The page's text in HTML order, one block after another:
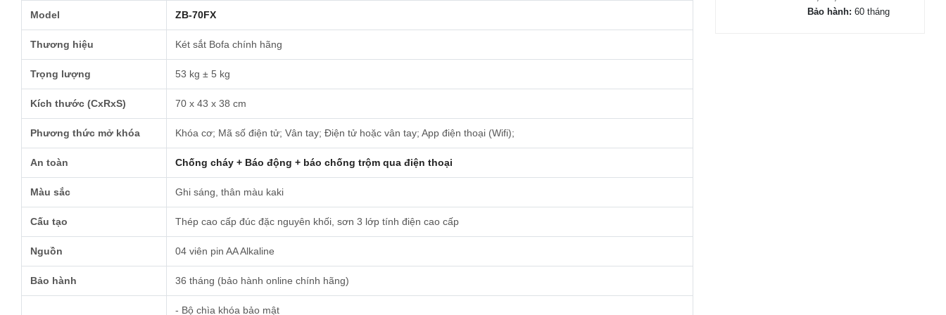
Model ZB-70FX
Thương hiệu Két sắt Bofa chính hãng
Trọng lượng 53 kg ± 5 kg
Kích thước (CxRxS) 70 x 43 x 38 cm
Phương thức mở khóa Khóa cơ; Mã số điện tử; Vân tay; Điện tử hoặc vân tay; App điện thoại (Wifi);
An toàn Chống cháy + Báo động + báo chống trộm qua điện thoại
Màu sắc Ghi sáng, thân màu kaki
Cấu tạo Thép cao cấp đúc đặc nguyên khối, sơn 3 lớp tính điện cao cấp
Nguồn 04 viên pin AA Alkaline
Bảo hành 36 tháng (bảo hành online chính hãng)
- Bộ chìa khóa bảo mật
Bảo hành: 60 tháng